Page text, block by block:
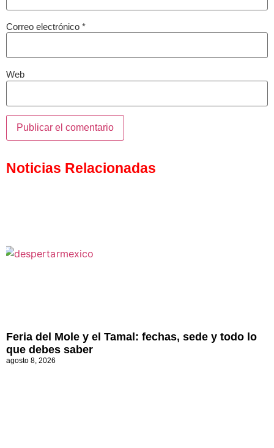
Correo electrónico *
Web
Noticias Relacionadas
Feria del Mole y el Tamal: fechas, sede y todo lo
que debes saber
agosto 8, 2026